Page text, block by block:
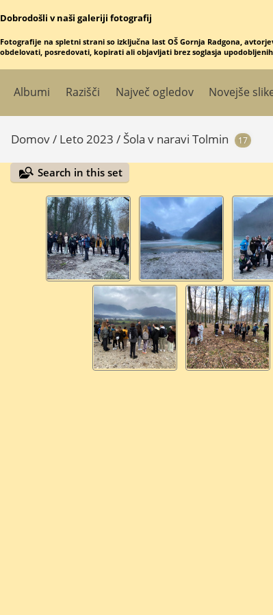
Dobrodošli v naši galeriji fotografij
Fotografije na spletni strani so izključna last OŠ Gornja Radgona,
obdelovati, posredovati, kopirati ali objavljati brez soglasja
Albumi Razišči Največ ogledov Novejše
Domov/ Leto 2023 / Šola v naravi Tolmin 17
Search in this set